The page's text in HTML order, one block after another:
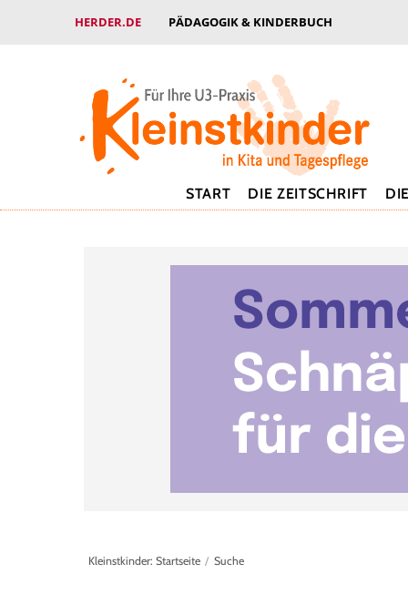
HERDER.DE PÄDAGOGIK & KINDERBUCH
START DIE ZEITSCHRIFT
Kleinstkinder: Startseite Suche